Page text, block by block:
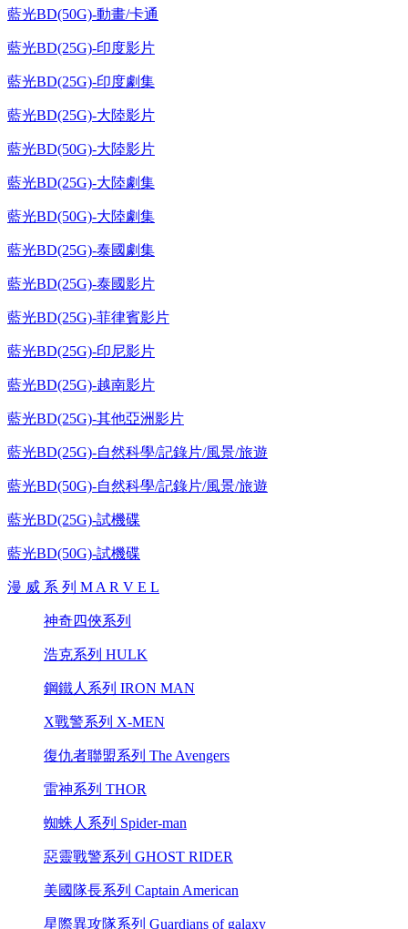
藍光BD(50G)-動畫/卡通
藍光BD(25G)-印度影片
藍光BD(25G)-印度劇集
藍光BD(25G)-大陸影片
藍光BD(50G)-大陸影片
藍光BD(25G)-大陸劇集
藍光BD(50G)-大陸劇集
藍光BD(25G)-泰國劇集
藍光BD(25G)-泰國影片
藍光BD(25G)-菲律賓影片
藍光BD(25G)-印尼影片
藍光BD(25G)-越南影片
藍光BD(25G)-其他亞洲影片
藍光BD(25G)-自然科學/記錄片/風景/旅遊
藍光BD(50G)-自然科學/記錄片/風景/旅遊
藍光BD(25G)-試機碟
藍光BD(50G)-試機碟
漫 威 系 列 M A R V E L
神奇四俠系列
浩克系列 HULK
鋼鐵人系列 IRON MAN
X戰警系列 X-MEN
復仇者聯盟系列 The Avengers
雷神系列 THOR
蜘蛛人系列 Spider-man
惡靈戰警系列 GHOST RIDER
美國隊長系列 Captain American
星際異攻隊系列 Guardians of galaxy